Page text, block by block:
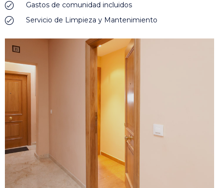
Gastos de comunidad incluidos
Servicio de Limpieza y Mantenimiento